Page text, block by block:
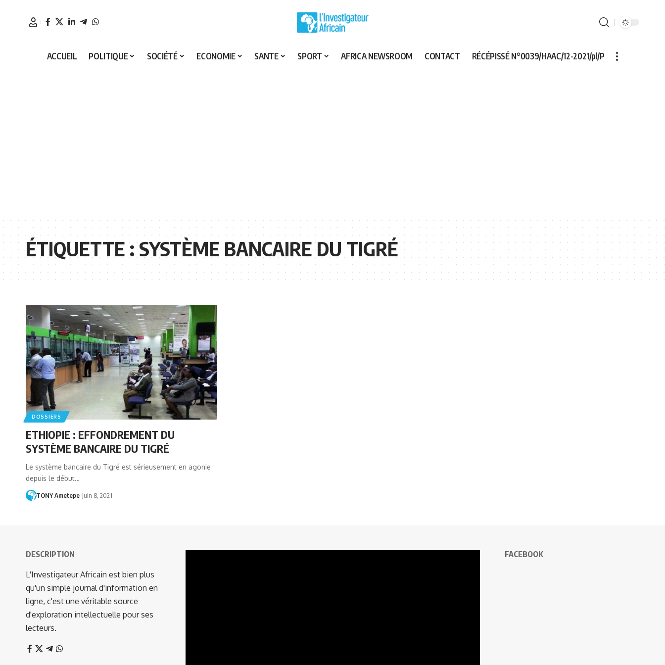
ACCUEIL POLITIQUE SOCIÉTÉ ECONOMIE SANTE SPORT AFRICA NEWSROOM CONTACT RÉCÉPISSÉ N°0039/HAAC/12-2021/pl/P
ÉTIQUETTE :SYSTÈME BANCAIRE DU TIGRÉ
DOSSIERS
ETHIOPIE : EFFONDREMENT DU
SYSTÈME BANCAIRE DU TIGRÉ
Le système bancaire du Tigré est sérieusement en agonie
depuis le début…
TONY Ametepe juin 8, 2021
DESCRIPTION
L'Investigateur Africain est bien plus
qu'un simple journal d'information en
ligne, c'est une véritable source
d'exploration intellectuelle pour ses
lecteurs.
FACEBOOK